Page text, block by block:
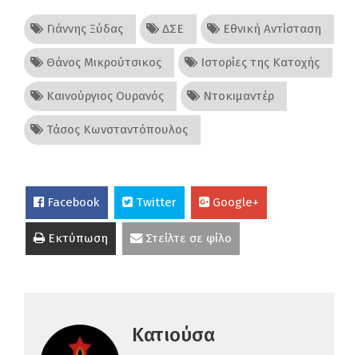
Γιάννης Ξύδας ΔΣΕ Εθνική Αντίσταση
Θάνος Μικρούτσικος Ιστορίες της Κατοχής
Καινούργιος Ουρανός Ντοκιμαντέρ
Τάσος Κωνσταντόπουλος
Facebook Twitter Google+
Εκτύπωση Στείλτε σε φίλο
Κατιούσα